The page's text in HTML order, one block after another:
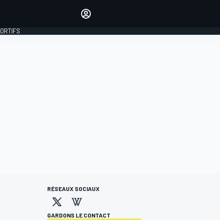
RÉSEAUX SOCIAUX
GARDONS LE CONTACT